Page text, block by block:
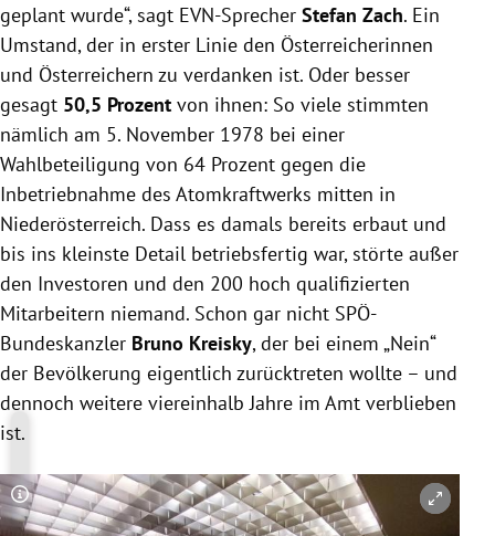
geplant wurde“, sagt EVN-Sprecher Stefan Zach. Ein
Umstand, der in erster Linie den Österreicherinnen
und Österreichern zu verdanken ist. Oder besser
gesagt 50,5 Prozent von ihnen: So viele stimmten
nämlich am 5. November 1978 bei einer
Wahlbeteiligung von 64 Prozent gegen die
Inbetriebnahme des Atomkraftwerks mitten in
Niederösterreich. Dass es damals bereits erbaut und
bis ins kleinste Detail betriebsfertig war, störte außer
den Investoren und den 200 hoch qualifizierten
Mitarbeitern niemand. Schon gar nicht SPÖ-
Bundeskanzler Bruno Kreisky, der bei einem „Nein“
der Bevölkerung eigentlich zurücktreten wollte – und
dennoch weitere viereinhalb Jahre im Amt verblieben
ist.
Copyright-Hinweis öffnen/schließen